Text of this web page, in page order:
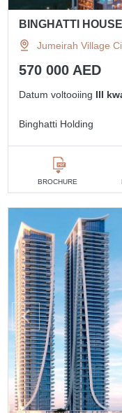
BINGHATTI HOUSE
Jumeirah Village
570 000 AED
Datum voltooiing III
Binghatti Holding
BROCHURE